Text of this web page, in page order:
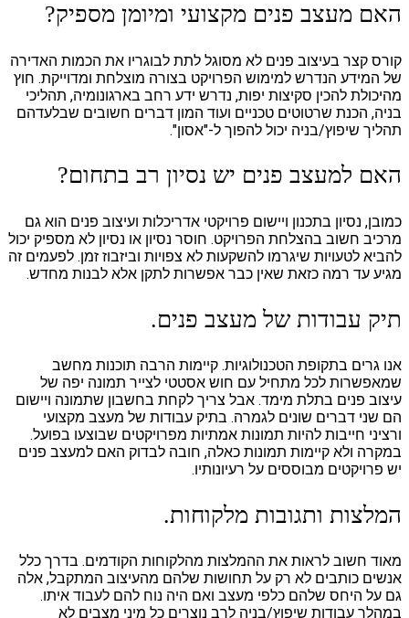
האם מעצב פנים מקצועי ומיומן מספיק?
קורס קצר בעיצוב פנים לא מסוגל לתת לבוגריו את הכמות האדירה
של המידע הנדרש למימוש הפרויקט בצורה מוצלחת ומדוייקת. חוץ
מהיכולת להכין סקיצות יפות, נדרש ידע רחב בארגונומיה, תהליכי
בניה, הכנת שרטוטים טכניים ועוד המון דברים חשובים שבלעדהם
תהליך שיפוץ/בניה יכול להפוך ל-"אסון".
האם למעצב פנים יש נסיון רב בתחום?
כמובן, נסיון בתכנון ויישום פרויקטי אדריכלות ועיצוב פנים הוא גם
מרכיב חשוב בהצלחת הפרויקט. חוסר נסיון או נסיון לא מספיק יכול
להביא לטעויות שיגרמו להשקעות לא צפויות וביזבוז זמן. לפעמים זה
מגיע עד רמה כזאת שאין כבר אפשרות לתקן אלא לבנות מחדש.
תיק עבודות של מעצב פנים.
אנו גרים בתקופת הטכנולוגיות. קיימות הרבה תוכנות מחשב
שמאפשרות לכל מתחיל עם חוש אסטטי לצייר תמונה יפה של
עיצוב פנים בתלת מימד. אבל צריך לקחת בחשבון שתמונה ויישום
הם שני דברים שונים לגמרה. בתיק עבודות של מעצב מקצועי
ורציני חייבות להיות תמונות אמתיות מפרויקטים שבוצעו בפועל.
במקרה ולא קיימות תמונות כאלה, חובה לבדוק האם למעצב פנים
יש פרויקטים מבוססים על רעיונותיו.
המלצות ותגובות מלקוחות.
מאוד חשוב לראות את ההמלצות מהלקוחות הקודמים. בדרך כלל
אנשים כותבים לא רק על תחושות שלהם מהעיצוב המתקבל, אלה
גם על היחס שלהם כלפי מעצב ואם היה נוח להם לעבוד איתו.
במהלך עבודות שיפוץ/בניה לרב נוצרים כל מיני מצבים לא